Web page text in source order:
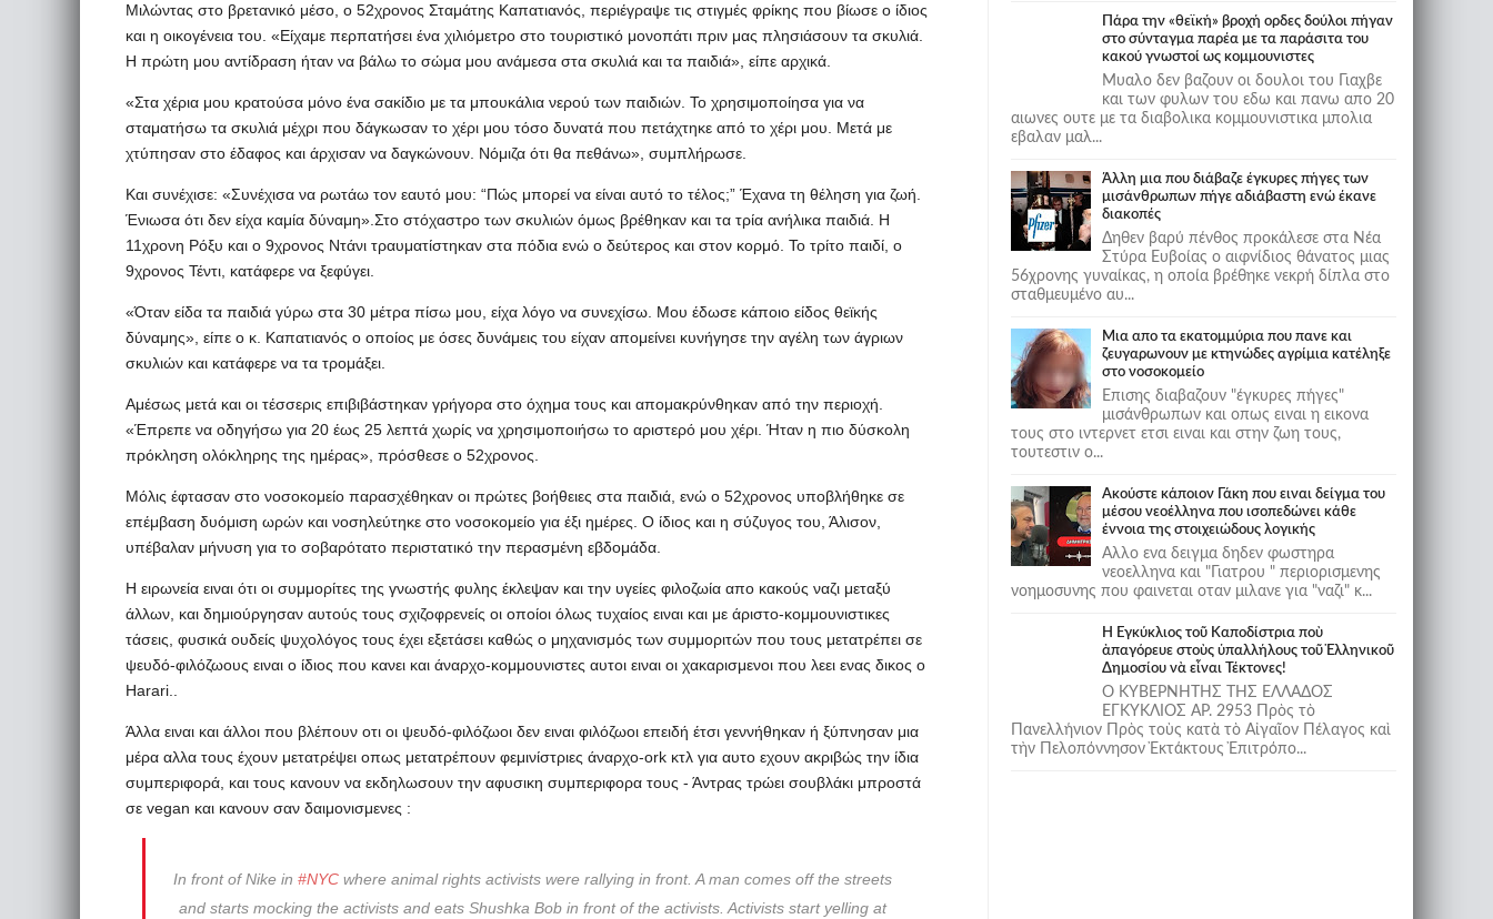
Μιλώντας στο βρετανικό μέσο, ο 52χρονος Σταμάτης Καπατιανός, περιέγραψε τις στιγμές φρίκης που βίωσε ο ίδιος
και η οικογένεια του. «Είχαμε περπατήσει ένα χιλιόμετρο στο τουριστικό μονοπάτι πριν μας πλησιάσουν τα σκυλιά.
Η πρώτη μου αντίδραση ήταν να βάλω το σώμα μου ανάμεσα στα σκυλιά και τα παιδιά», είπε αρχικά.
«Στα χέρια μου κρατούσα μόνο ένα σακίδιο με τα μπουκάλια νερού των παιδιών. Το χρησιμοποίησα για να
σταματήσω τα σκυλιά μέχρι που δάγκωσαν το χέρι μου τόσο δυνατά που πετάχτηκε από το χέρι μου. Μετά με
χτύπησαν στο έδαφος και άρχισαν να δαγκώνουν. Νόμιζα ότι θα πεθάνω», συμπλήρωσε.
Και συνέχισε: «Συνέχισα να ρωτάω τον εαυτό μου: “Πώς μπορεί να είναι αυτό το τέλος;” Έχανα τη θέληση για ζωή.
Ένιωσα ότι δεν είχα καμία δύναμη».Στο στόχαστρο των σκυλιών όμως βρέθηκαν και τα τρία ανήλικα παιδιά. Η
11χρονη Ρόξυ και ο 9χρονος Ντάνι τραυματίστηκαν στα πόδια ενώ ο δεύτερος και στον κορμό. Το τρίτο παιδί, ο
9χρονος Τέντι, κατάφερε να ξεφύγει.
«Όταν είδα τα παιδιά γύρω στα 30 μέτρα πίσω μου, είχα λόγο να συνεχίσω. Μου έδωσε κάποιο είδος θεϊκής
δύναμης», είπε ο κ. Καπατιανός ο οποίος με όσες δυνάμεις του είχαν απομείνει κυνήγησε την αγέλη των άγριων
σκυλιών και κατάφερε να τα τρομάξει.
Αμέσως μετά και οι τέσσερις επιβιβάστηκαν γρήγορα στο όχημα τους και απομακρύνθηκαν από την περιοχή.
«Έπρεπε να οδηγήσω για 20 έως 25 λεπτά χωρίς να χρησιμοποιήσω το αριστερό μου χέρι. Ήταν η πιο δύσκολη
πρόκληση ολόκληρης της ημέρας», πρόσθεσε ο 52χρονος.
Μόλις έφτασαν στο νοσοκομείο παρασχέθηκαν οι πρώτες βοήθειες στα παιδιά, ενώ ο 52χρονος υποβλήθηκε σε
επέμβαση δυόμιση ωρών και νοσηλεύτηκε στο νοσοκομείο για έξι ημέρες. Ο ίδιος και η σύζυγος του, Άλισον,
υπέβαλαν μήνυση για το σοβαρότατο περιστατικό την περασμένη εβδομάδα.
Η ειρωνεία ειναι ότι οι συμμορίτες της γνωστής φυλης έκλεψαν και την υγείες φιλοζωία απο κακούς ναζι μεταξύ
άλλων, και δημιούργησαν αυτούς τους σχιζοφρενείς οι οποίοι όλως τυχαίος ειναι και με άριστο-κομμουνιστικες
τάσεις, φυσικά ουδείς ψυχολόγος τους έχει εξετάσει καθώς ο μηχανισμός των συμμοριτών που τους μετατρέπει σε
ψευδό-φιλόζωους ειναι ο ίδιος που κανει και άναρχο-κομμουνιστες αυτοι ειναι οι χακαρισμενοι που λεει ενας δικος ο
Harari..
Άλλα ειναι και άλλοι που βλέπουν οτι οι ψευδό-φιλόζωοι δεν ειναι φιλόζωοι επειδή έτσι γεννήθηκαν ή ξύπνησαν μια
μέρα αλλα τους έχουν μετατρέψει οπως μετατρέπουν φεμινίστριες άναρχο-ork κτλ για αυτο εχουν ακριβώς την ίδια
συμπεριφορά, και τους κανουν να εκδηλωσουν την αφυσικη συμπεριφορα τους - Άντρας τρώει σουβλάκι μπροστά
σε vegan και κανουν σαν δαιμονισμενες :
In front of Nike in #NYCwhere animal rights activists were rallying in front. A man comes off the streets
and starts mocking the activists and eats Shushka Bob in front of the activists. Activists start yelling at
Πάρα την «θεϊκή» βροχή ορδες δούλοι πήγαν
στο σύνταγμα παρέα με τα παράσιτα του
κακού γνωστοί ως κομμουνιστες
Μυαλο δεν βαζουν οι δουλοι του Γιαχβε
και των φυλων του εδω και πανω απο 20
αιωνες ουτε με τα διαβολικα κομμουνιστικα μπολια
εβαλαν μαλ...
Άλλη μια που διάβαζε έγκυρες πήγες των
μισάνθρωπων πήγε αδιάβαστη ενώ έκανε
διακοπές
Δηθεν βαρύ πένθος προκάλεσε στα Νέα
Στύρα Ευβοίας ο αιφνίδιος θάνατος μιας
56χρονης γυναίκας, η οποία βρέθηκε νεκρή δίπλα στο
σταθμευμένο αυ...
Μια απο τα εκατομμύρια που πανε και
ζευγαρωνουν με κτηνώδες αγρίμια κατέληξε
στο νοσοκομείο
Επισης διαβαζουν "έγκυρες πήγες"
μισάνθρωπων και οπως ειναι η εικονα
τους στο ιντερνετ ετσι ειναι και στην ζωη τους,
τουτεστιν ο...
Ακούστε κάποιον Γάκη που ειναι δείγμα του
μέσου νεοέλληνα που ισοπεδώνει κάθε
έννοια της στοιχειώδους λογικής
Αλλο ενα δειγμα δηδεν φωστηρα
νεοελληνα και "Γιατρου " περιορισμενης
νοημοσυνης που φαινεται οταν μιλανε για "ναζι" κ...
Ἡ Ἐγκύκλιος τοῦ Καποδίστρια ποὺ
ἀπαγόρευε στοὺς ὑπαλλήλους τοῦ Ἑλληνικοῦ
Δημοσίου νὰ εἶναι Τέκτονες!
Ο ΚΥΒΕΡΝΗΤΗΣ ΤΗΣ ΕΛΛΑΔΟΣ
ΕΓΚΥΚΛΙΟΣ ΑΡ. 2953 Πρὸς τὸ
Πανελλήνιον Πρὸς τοὺς κατὰ τὸ Αἰγαῖον Πέλαγος καὶ
τὴν Πελοπόννησον Ἐκτάκτους Ἐπιτρόπο...